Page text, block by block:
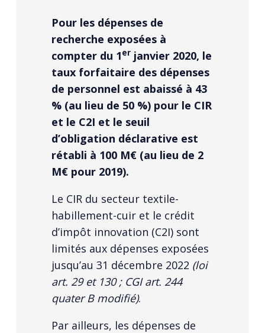
Pour les dépenses de
recherche exposées à
compter du 1er janvier 2020, le
taux forfaitaire des dépenses
de personnel est abaissé à 43
% (au lieu de 50 %) pour le CIR
et le C2I et le seuil
d’obligation déclarative est
rétabli à 100 M€ (au lieu de 2
M€ pour 2019).
Le CIR du secteur textile-
habillement-cuir et le crédit
d’impôt innovation (C2I) sont
limités aux dépenses exposées
jusqu’au 31 décembre 2022 (loi
art. 29 et 130 ; CGI art. 244
quater B modifié).
Par ailleurs, les dépenses de